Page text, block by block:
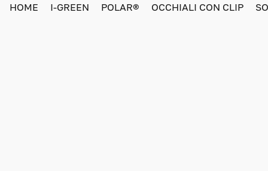
HOME I-GREEN POLAR® OCCHIALI CON CLIP